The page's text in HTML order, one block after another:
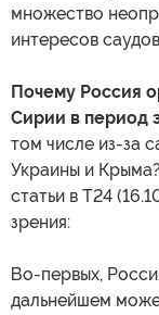
множество
интересов
Почему Россия
Сирии в период
том числе из-за
Украины и
статьи в T24
зрения:
Во-первых,
дальнейшем